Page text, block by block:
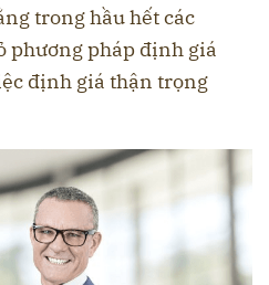
trong hầu hết các
phương pháp định giá
định giá thận trọng